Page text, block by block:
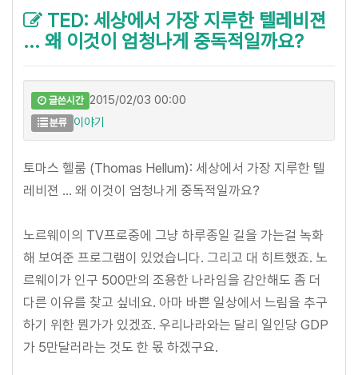
TED: 세상에서 가장 지루한 텔레비젼
... 왜 이것이 엄청나게 중독적일까요?
글쓴시간 2015/02/03 00:00
분류 이야기
토마스 헬룸 (Thomas Hellum): 세상에서 가장 지루한 텔
레비젼 ... 왜 이것이 엄청나게 중독적일까요?
노르웨이의 TV프로중에 그냥 하루종일 길을 가는걸 녹화
해 보여준 프로그램이 있었습니다. 그리고 대 히트했죠. 노
르웨이가 인구 500만의 조용한 나라임을 감안해도 좀 더
다른 이유를 찾고 싶네요. 아마 바쁜 일상에서 느림을 추구
하기 위한 뭔가가 있겠죠. 우리나라와는 달리 일인당 GDP
가 5만달러라는 것도 한 몫 하겠구요.